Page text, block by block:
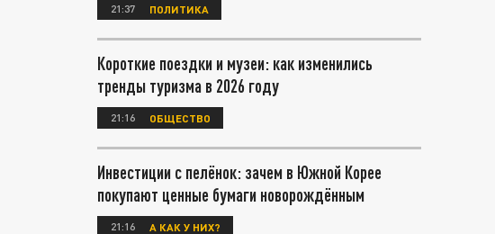
21:37 ПОЛИТИКА
Короткие поездки и музеи: как изменились
тренды туризма в 2026 году
21:16 ОБЩЕСТВО
Инвестиции с пелёнок: зачем в Южной Корее
покупают ценные бумаги новорождённым
21:16 А КАК У НИХ?